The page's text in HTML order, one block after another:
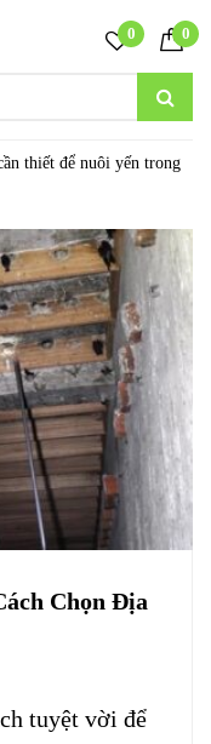
0 0
thiết để nuôi yến trong
Chọn Địa
tuyệt vời để